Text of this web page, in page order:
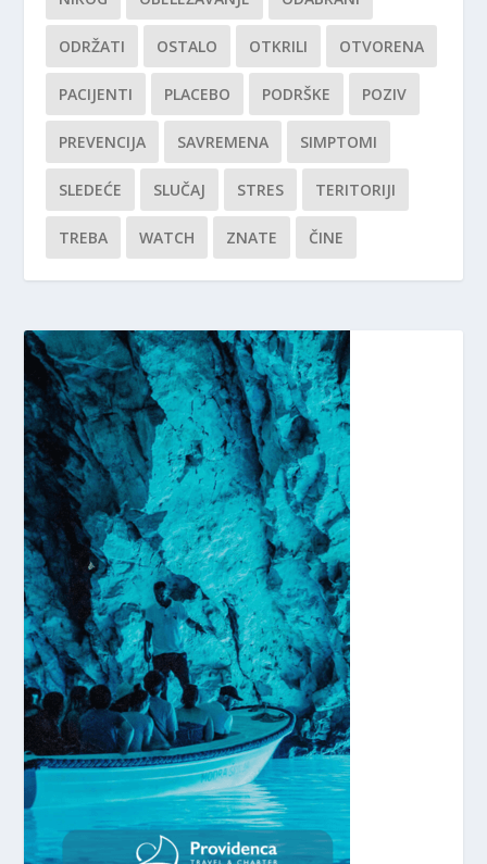
ODRŽATI OSTALO OTKRILI OTVORENA
PACIJENTI PLACEBO PODRŠKE POZIV
PREVENCIJA SAVREMENA SIMPTOMI
SLEDEĆE SLUČAJ STRES TERITORIJI
TREBA WATCH ZNATE ČINE